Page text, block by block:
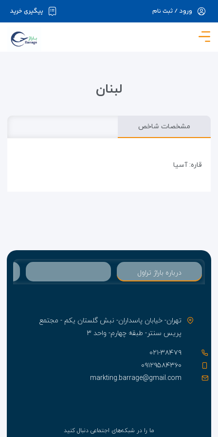
در حال حاضر ارتباط با سرور قطع می باشد لطفا
پیگیری خرید ورود / ثبت نام
لبنان
مشخصات شاخص
قاره: آسیا
درباره باراژ تراول
تهران- خیابان پاسداران- نبش گلستان یکم - مجتمع
پریس سنتر- طبقه چهارم- واحد ۳
۰۲۱-۳۸۴۷۹
۰۹۱۲۹۵۸۴۳۶۰
markting.barrage@gmail.com
ما را در شبکه‌های اجتماعی دنبال کنید